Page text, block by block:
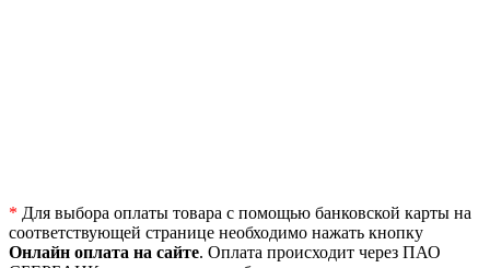
* Для выбора оплаты товара с помощью банковской карты на
соответствующей странице необходимо нажать кнопку
Онлайн оплата на сайте. Оплата происходит через ПАО